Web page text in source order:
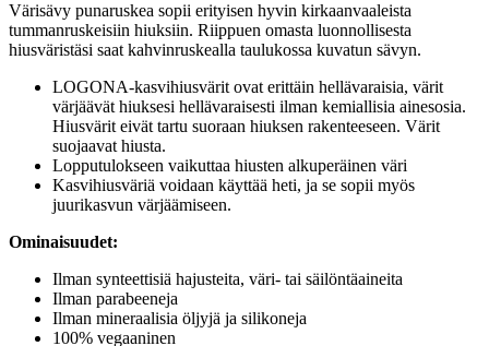
Värisävy punaruskea sopii erityisen hyvin kirkaanvaaleista
tummanruskeisiin hiuksiin. Riippuen omasta luonnollisesta
hiusväristäsi saat kahvinruskealla taulukossa kuvatun sävyn.
LOGONA-kasvihiusvärit ovat erittäin hellävaraisia, värit
värjäävät hiuksesi hellävaraisesti ilman kemiallisia ainesosia.
Hiusvärit eivät tartu suoraan hiuksen rakenteeseen. Värit
suojaavat hiusta.
Lopputulokseen vaikuttaa hiusten alkuperäinen väri
Kasvihiusväriä voidaan käyttää heti, ja se sopii myös
juurikasvun värjäämiseen.
Ominaisuudet:
Ilman synteettisiä hajusteita, väri- tai säilöntäaineita
Ilman parabeeneja
Ilman mineraalisia öljyjä ja silikoneja
100% vegaaninen